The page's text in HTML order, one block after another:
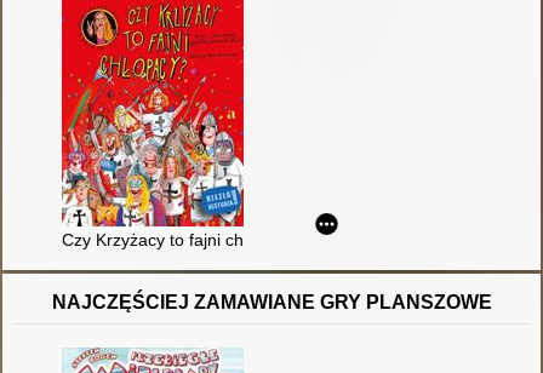
Czy Krzyżacy to fajni chłopacy?
NAJCZĘŚCIEJ ZAMAWIANE GRY PLANSZOWE